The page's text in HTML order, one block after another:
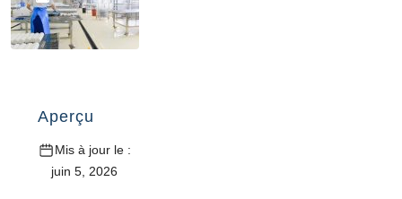
Aperçu
Mis à jour le :
juin 5, 2026